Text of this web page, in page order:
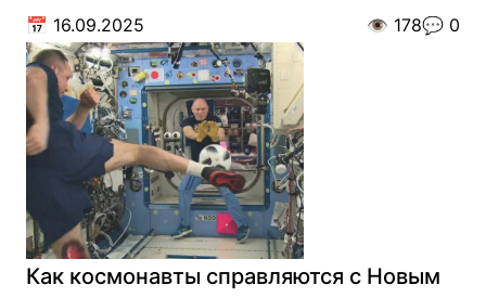
📅 16.09.2025 👁️ 178💬 0
Как космонавты справляются с Новым